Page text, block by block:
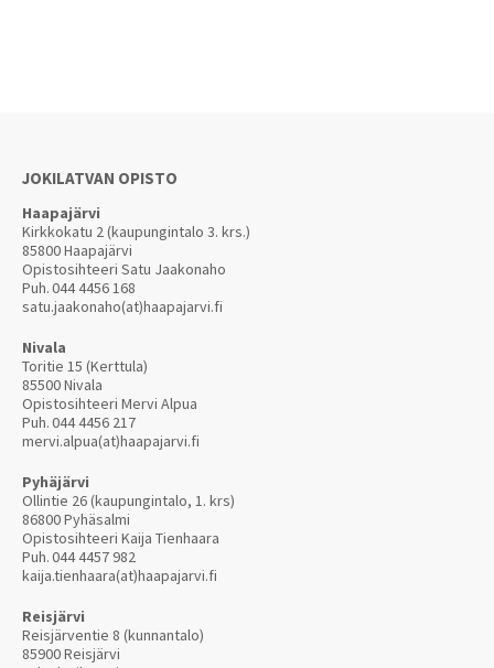
JOKILATVAN OPISTO
Haapajärvi
Kirkkokatu 2 (kaupungintalo 3. krs.)
85800 Haapajärvi
Opistosihteeri Satu Jaakonaho
Puh.044 4456 168
satu.jaakonaho(at)haapajarvi.fi
Nivala
Toritie 15 (Kerttula)
85500 Nivala
Opistosihteeri Mervi Alpua
Puh.044 4456 217
mervi.alpua(at)haapajarvi.fi
Pyhäjärvi
Ollintie 26 (kaupungintalo, 1. krs)
86800 Pyhäsalmi
Opistosihteeri Kaija Tienhaara
Puh.044 4457 982
kaija.tienhaara(at)haapajarvi.fi
Reisjärvi
Reisjärventie 8 (kunnantalo)
85900 Reisjärvi